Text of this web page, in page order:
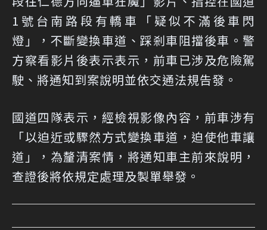
1號台南路段有轎車「疑似不滿後車閃
燈」，不斷變換車道、踩剎車阻擋後車。警
方察看影片後表示表示，前車已涉及危險駕
駛、將通知到案說明並依交通法規告發。
國道四隊表示，經檢視影像內容，前車涉有
「以迫近或驟然方式變換車道，迫使他車讓
道」，為釐清案情，將通知車主前來說明，
查證後將依規定處理及製單舉發。